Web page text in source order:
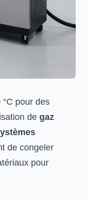
pour des
de gaz
de congeler
pour